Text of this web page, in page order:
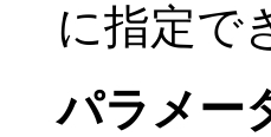
に指定で
パラメー